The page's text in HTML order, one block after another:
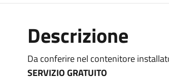
Descrizione
Da conferire nel contenitore
SERVIZIO GRATUITO